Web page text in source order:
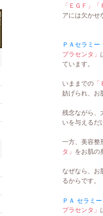
「ＥＧＦ」
アには欠かせ
ＰＡセラミー
プラセンタ」
ています。
いままでの
妨げられ、お
残念ながら、
いを与えるだ
一方、美容整
タ」 をお肌の
なぜなら、お
るからです。
ＰＡ セラミ
プラセンタ」